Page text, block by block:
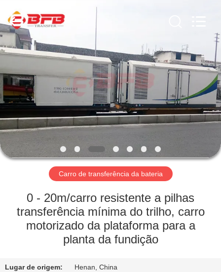
CASA
PRODUTOS
SOBRE
NÓS
EXCURSÃO
FÁBRICA
CONTROLE
Percent
Electrical
and
Mechanical
Co.,Ltd.
Rights
Reserved.
Carro de transferência da bateria
0 - 20m/carro resistente a pilhas
transferência mínima do trilho, carro
motorizado da plataforma para a
planta da fundição
Lugar de origem: Henan, China